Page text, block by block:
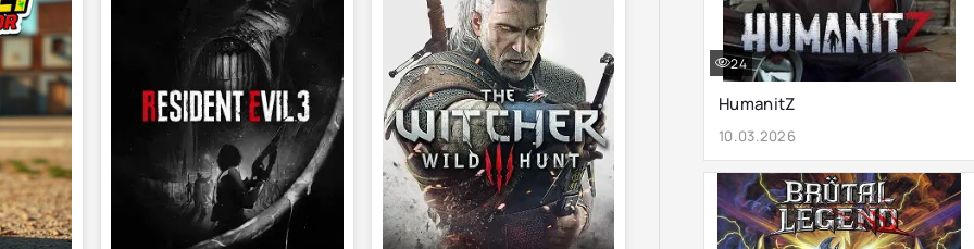
HumanitZ
10.03.2026
24